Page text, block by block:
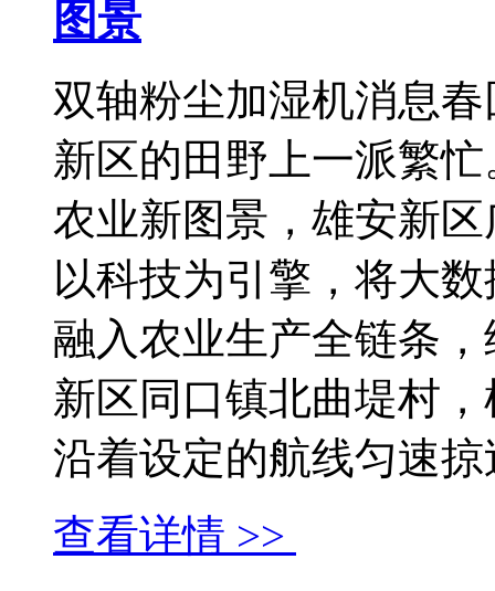
图景
双轴粉尘加湿机消息
新区的田野上一派繁
农业新图景，雄安新
以科技为引擎，将大
融入农业生产全链条
新区同口镇北曲堤村
沿着设定的航线匀速掠
查看详情 >>